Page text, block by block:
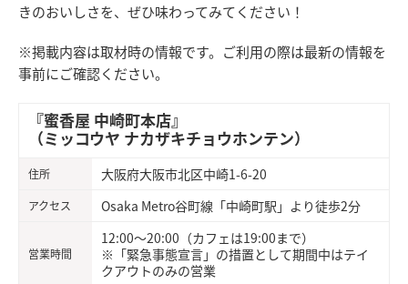
きのおいしさを、ぜひ味わってみてください！
※掲載内容は取材時の情報です。ご利用の際は最新の情報を
事前にご確認ください。
『蜜香屋 中崎町本店』
（ミッコウヤ ナカザキチョウホンテン）
住所 大阪府大阪市北区中崎1-6-20
アクセス Osaka Metro谷町線「中崎町駅」より徒歩2分
営業時間
12:00～20:00（カフェは19:00まで）
※「緊急事態宣言」の措置として期間中はテイ
クアウトのみの営業